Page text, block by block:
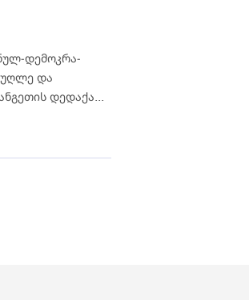
დემოკ­რა­
და
დედაქა...